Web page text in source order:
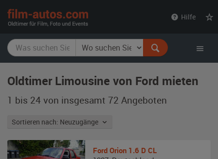
Hilfe
Oldtimer Limousine von Ford mieten
1 bis 24 von insgesamt 72 Angeboten
Sortieren nach: Neuzugänge
Ford Orion 1.6 D CL